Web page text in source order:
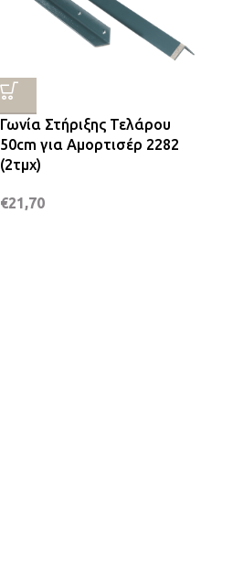
Γωνία Στήριξης Τελάρου
50cm για Αμορτισέρ 2282
(2τμχ)
€21,70